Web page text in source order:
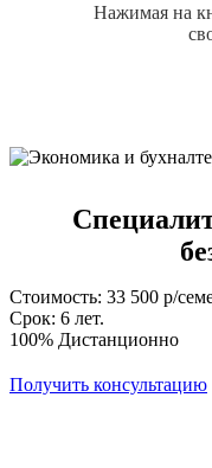
Нажимая на
Стоимость: 33 500 р/
Срок: 6 лет.
100% Дистанционно
Получить консультацию